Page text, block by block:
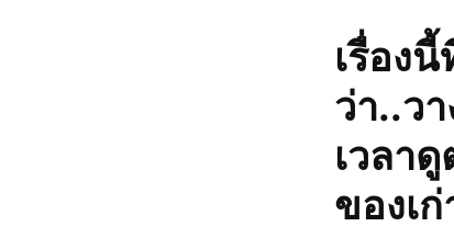
เรื่อง
ว่า..ว
เวลา
ของเก่